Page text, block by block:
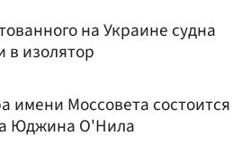
на Украине судна
в изолятор
имени Моссовета состоится
Юджина О'Нила